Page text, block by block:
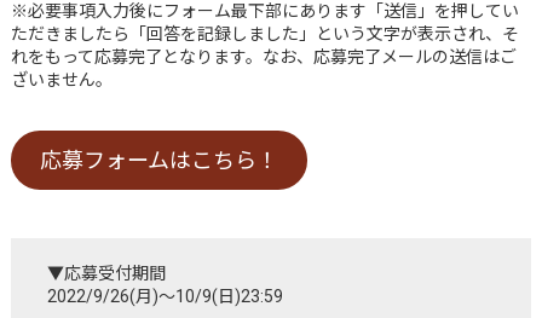
※必要事項入力後にフォーム最下部にあります「送信」を押してい
ただきましたら「回答を記録しました」という文字が表示され、そ
れをもって応募完了となります。なお、応募完了メールの送信はご
ざいません。
応募フォームはこちら！
▼応募受付期間
2022/9/26(月)～10/9(日)23:59